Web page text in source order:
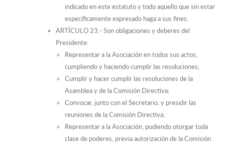
indicado en este estatuto y todo aquello que sin estar
específicamente expresado haga a sus fines.
ARTÍCULO 23.- Son obligaciones y deberes del
Presidente:
Representar a la Asociación en todos sus actos,
cumpliendo y haciendo cumplir las resoluciones;
Cumplir y hacer cumplir las resoluciones de la
Asamblea y de la Comisión Directiva;
Convocar, junto con el Secretario, y presidir las
reuniones de la Comisión Directiva;
Representar a la Asociación, pudiendo otorgar toda
clase de poderes, previa autorización de la Comisión